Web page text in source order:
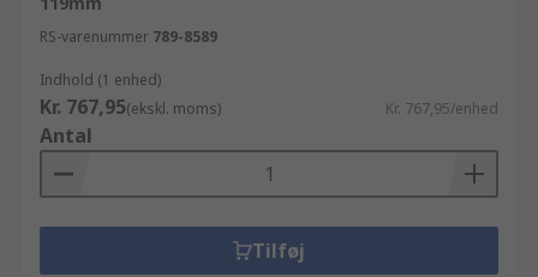
RS-varenummer 789-8589
Indhold (1 enhed)
Kr. 767,95(ekskl. moms) Kr. 767,95/enhed
Antal
Tilføj